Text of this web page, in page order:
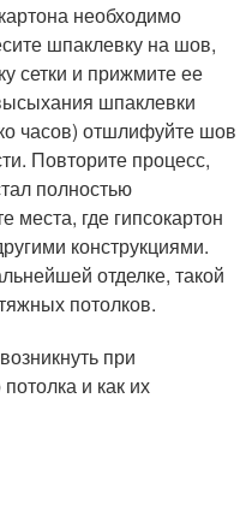
необходимо
шпаклевку на шов,
сетки и прижмите ее
шпаклевки
часов) отшлифуйте шов
Повторите процесс,
полностью
где гипсокартон
конструкциями.
отделке, такой
потолков.
при
и как их